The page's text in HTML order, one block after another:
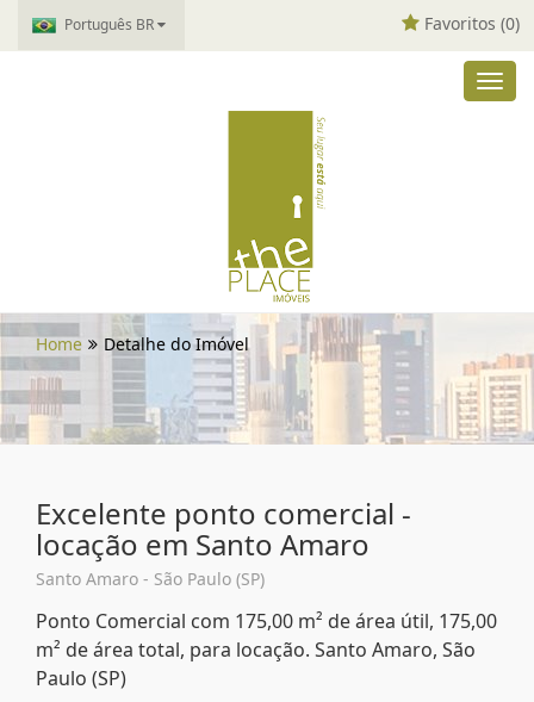
Português BR Favoritos (0)
Home Detalhe do Imóvel
Excelente ponto comercial -
locação em Santo Amaro
Santo Amaro - São Paulo (SP)
Ponto Comercial com 175,00 m² de área útil, 175,00
m² de área total, para locação. Santo Amaro, São
Paulo (SP)